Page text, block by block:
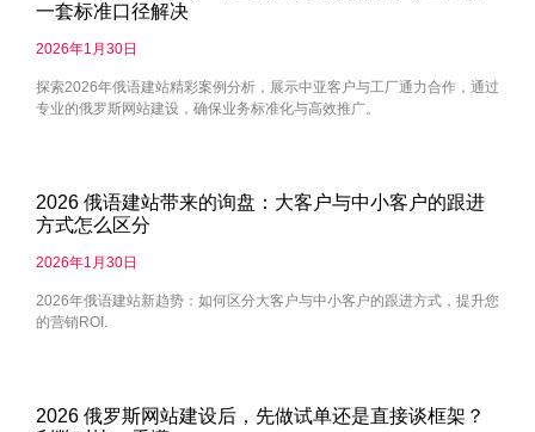
一套标准口径解决
2026年1月30日
探索2026年俄语建站精彩案例分析，展示中亚客户与工厂通力合作，通过
专业的俄罗斯网站建设，确保业务标准化与高效推广。
2026 俄语建站带来的询盘：大客户与中小客户的跟进
方式怎么区分
2026年1月30日
2026年俄语建站新趋势：如何区分大客户与中小客户的跟进方式，提升您
的营销ROI.
2026 俄罗斯网站建设后，先做试单还是直接谈框架？